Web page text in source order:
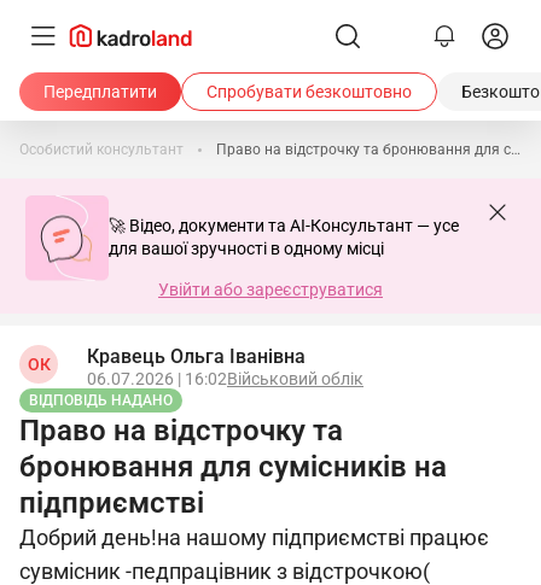
Передплатити Спробувати безкоштовно
Особистий консультант Право на відстрочку та бронювання для сумісників на підприємстві
🚀 Відео, документи та AI-Консультант — усе
для вашої зручності в одному місці
Увійти або зареєструватися
ОК Кравець Ольга Іванівна
06.07.2026 | 16:02Військовий облік
ВІДПОВІДЬ НАДАНО
Право на відстрочку та
бронювання для сумісників на
підприємстві
Добрий день!на нашому підприємстві працює
сувмісник -педпрацівник з відстрочкою(